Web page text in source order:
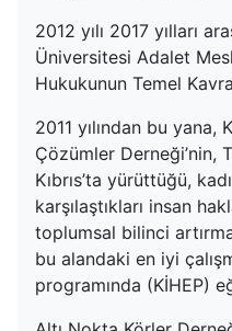
2012 yılı 2017 yılları
Üniversitesi Adalet
Hukukunun Temel
2011 yılından bu yana,
Çözümler Derneği’nin,
Kıbrıs’ta yürüttüğü,
karşılaştıkları insan
toplumsal bilinci
bu alandaki en iyi
programında (KİHEP)